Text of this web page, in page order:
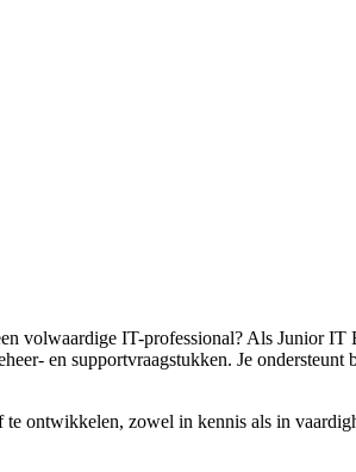
volwaardige IT-professional? Als Junior
en supportvraagstukken. Je
ontwikkelen, zowel in kennis als in